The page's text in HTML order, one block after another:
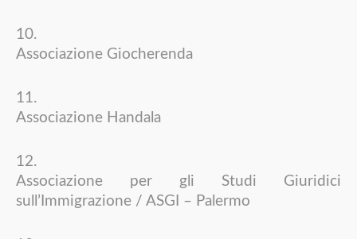
Associazione Giocherenda
Associazione Handala
Associazione per gli Studi Giuridici
sull’Immigrazione / ASGI – Palermo